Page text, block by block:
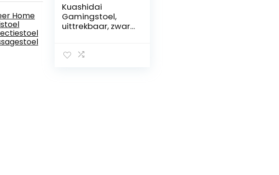
Home
Kuashidai
Gamingstoel,
uittrekbaar, zwart,
afdekkingen,